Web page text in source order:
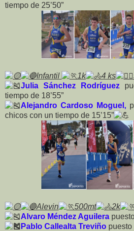
tiempo de 25’50”
Infantil 1k 4 ks
Julia Sánchez Rodríguez
tiempo de 18’55”
Alejandro Cardoso Moguel,
chicos con un tiempo de 15’15”
Alevin 500mt 2k
Alvaro Méndez Aguilera
Pablo Callealta Treviño puesto